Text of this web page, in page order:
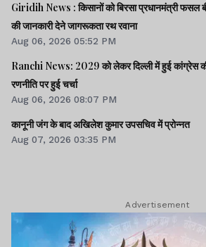
Giridih News : किसानों को बिरसा प्रधानमंत्री फसल
की जानकारी देने जागरूकता रथ रवाना
Aug 06, 2026 05:52 PM
Ranchi News: 2029 को लेकर दिल्ली में हुई कांग्रेस
रणनीति पर हुई चर्चा
Aug 06, 2026 08:07 PM
कानूनी जंग के बाद अखिलेश कुमार उपसचिव में प्रोन्नत
Aug 07, 2026 03:35 PM
Advertisement